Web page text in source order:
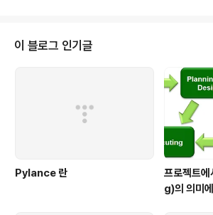
hy)는 1927년 9월 4일 보스톤에서 태어났으며, 튜링 상
을 수상한 미국의 컴퓨터 과학자이자 인지 과학자(cogniti
ve scientist)입니다. 그는 수학에 재능을 보였으며, 십대
때 캘리포니아 공과대학에서 사용하는 교과서를 바탕으로
수학을 공부하였습니다. 결과적으로 캘리포니아..
이 블로그 인기글
Pylance 란
프로젝트
g)의 의미